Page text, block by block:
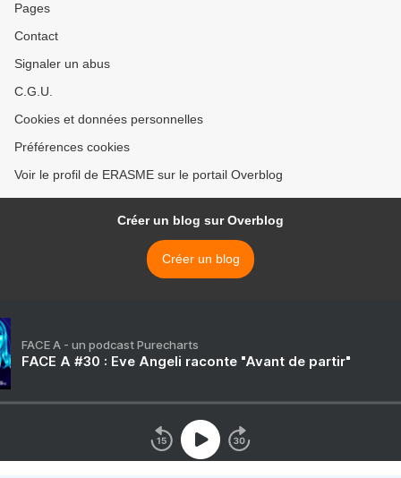
Pages
Contact
Signaler un abus
C.G.U.
Cookies et données personnelles
Préférences cookies
Voir le profil de ERASME sur le portail Overblog
Créer un blog sur Overblog
Créer un blog
FACE A - un podcast Purecharts
FACE A #30 : Eve Angeli raconte "Avant de partir"